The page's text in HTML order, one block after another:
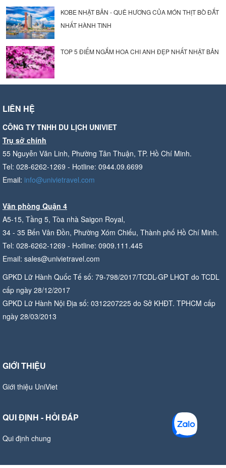
KOBE NHẬT BẢN - QUÊ HƯƠNG CỦA MÓN THỊT BÒ ĐẮT
NHẤT HÀNH TINH
TOP 5 ĐIỂM NGẮM HOA CHI ANH ĐẸP NHẤT NHẬT BẢN
LIÊN HỆ
CÔNG TY TNHH DU LỊCH UNIVIET
Trụ sở chính
55 Nguyễn Văn Linh, Phường Tân Thuận, TP. Hồ Chí Minh.
Tel: 028-6262-1269 - Hotline: 0944.09.6699
Email: info@univietravel.com
Văn phòng Quận 4
A5-15, Tầng 5, Tòa nhà Saigon Royal,
34 - 35 Bến Vân Đồn, Phường Xóm Chiếu, Thành phố Hồ Chí Minh.
Tel: 028-6262-1269 - Hotline: 0909.111.445
Email: sales@univietravel.com
GPKD Lữ Hành Quốc Tế số: 79-798/2017/TCDL-GP LHQT do TCDL
cấp ngày 28/12/2017
GPKD Lữ Hành Nội Địa số: 0312207225 do Sở KHĐT. TPHCM cấp
ngày 28/03/2013
GIỚI THIỆU
Giới thiệu UniViet
QUI ĐỊNH - HỎI ĐÁP
Qui định chung